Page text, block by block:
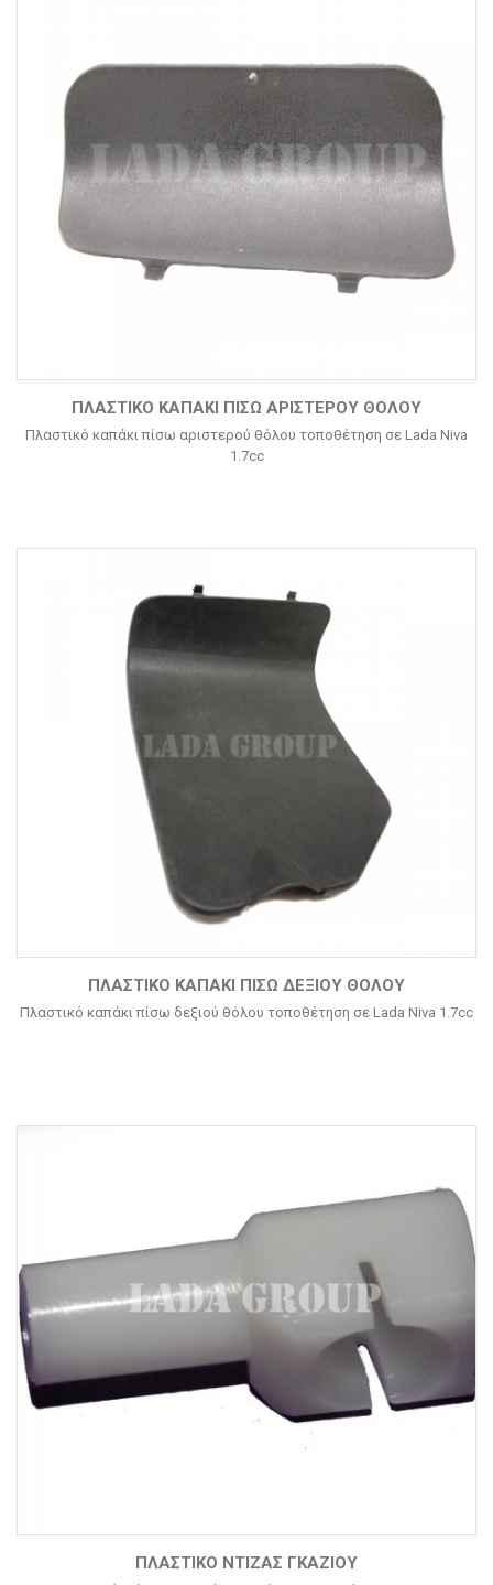
ΠΛΑΣΤΙΚΌ ΚΑΠΆΚΙ ΠΊΣΩ ΑΡΙΣΤΕΡΟΎ ΘΌΛΟΥ
Πλαστικό καπάκι πίσω αριστερού θόλου τοποθέτηση σε Lada Niva
1.7cc
ΠΛΑΣΤΙΚΌ ΚΑΠΆΚΙ ΠΊΣΩ ΔΕΞΙΟΎ ΘΌΛΟΥ
Πλαστικό καπάκι πίσω δεξιού θόλου τοποθέτηση σε Lada Niva 1.7cc
ΠΛΑΣΤΙΚΌ ΝΤΊΖΑΣ ΓΚΑΖΙΟΎ